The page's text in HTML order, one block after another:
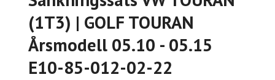
(1T3) | GOLF TOURAN
Årsmodell 05.10 - 05.15
E10-85-012-02-22